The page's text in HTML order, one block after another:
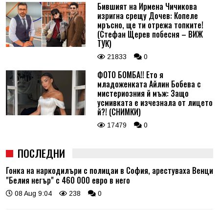
Бившият на Ирмена Чичикова
изригна срещу Дочев: Копеле
мръсно, ще ти отрежа топките!
(Стефан Щерев побесня – ВИЖ
ТУК)
21833 0
ФОТО БОМБА!! Ето я
младоженката Айлин Бобева с
мистериозния й мъж: Защо
усмивката е изчезнала от лицето
й?! (СНИМКИ)
17479 0
ПОСЛЕДНИ
Гонка на наркодилъри с полицаи в София, арестуваха Венци
"Белия негър" с 460 000 евро в него
08 Aug 9:04 238 0